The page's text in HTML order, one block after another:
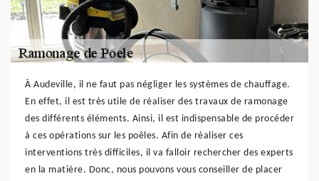
À Audeville, il ne faut pas négliger les systèmes de chauffage.
En effet, il est très utile de réaliser des travaux de ramonage
des différents éléments. Ainsi, il est indispensable de procéder
à ces opérations sur les poêles. Afin de réaliser ces
interventions très difficiles, il va falloir rechercher des experts
en la matière. Donc, nous pouvons vous conseiller de placer